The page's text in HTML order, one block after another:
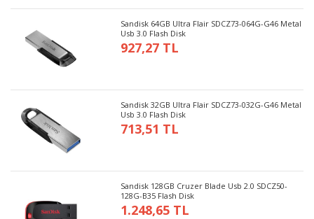
Sandisk 64GB Ultra Flair SDCZ73-064G-G46 Metal
Usb 3.0 Flash Disk
927,27 TL
Sandisk 32GB Ultra Flair SDCZ73-032G-G46 Metal
Usb 3.0 Flash Disk
713,51 TL
Sandisk 128GB Cruzer Blade Usb 2.0 SDCZ50-
128G-B35 Flash Disk
1.248,65 TL